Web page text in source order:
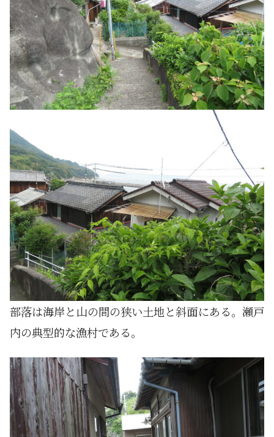
部落は海岸と山の間の狭い土地と斜面にある。瀬戸
内の典型的な漁村である。